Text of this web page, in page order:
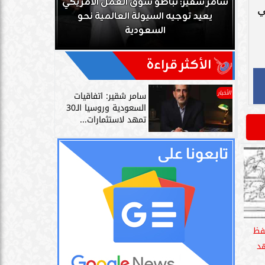
يعيد توجيه السيولة العالمية نحو
السعودية
الأكثر قراءة
الأخبار سامر شقير: اتفاقيات
السعودية وروسيا الـ30
تمهد لاستثمارات...